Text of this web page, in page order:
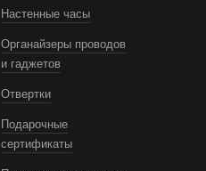
Настенные часы
Органайзеры проводов
и гаджетов
Отвертки
Подарочные
сертификаты